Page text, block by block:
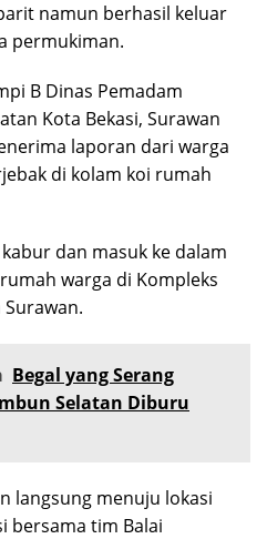
namun berhasil keluar
permukiman.
B Dinas Pemadam
Kota Bekasi, Surawan
laporan dari warga
di kolam koi rumah
dan masuk ke dalam
warga di Kompleks
Begal yang Serang
Selatan Diburu
langsung menuju lokasi
bersama tim Balai